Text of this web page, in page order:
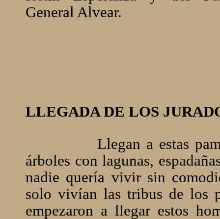
General Alvear.
LLEGADA DE LOS
Llegan a estas pampas
árboles con lagunas,
nadie quería vivir sin
solo vivían las tribus de los
empezaron a llegar estos